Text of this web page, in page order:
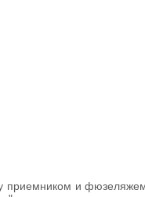
приемником и